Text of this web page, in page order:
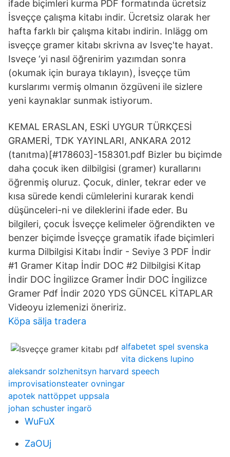
ifade biçimleri kurma PDF formatında ücretsiz
İsveççe çalışma kitabı indir. Ücretsiz olarak her
hafta farklı bir çalışma kitabı indirin. Inlägg om
isveççe gramer kitabı skrivna av Isveç'te hayat.
Isveçe ‘yi nasıl öğrenirim yazımdan sonra
(okumak için buraya tıklayın), İsveççe tüm
kurslarımı vermiş olmanın özgüveni ile sizlere
yeni kaynaklar sunmak istiyorum.
KEMAL ERASLAN, ESKİ UYGUR TÜRKÇESİ
GRAMERİ, TDK YAYINLARI, ANKARA 2012
(tanıtma)[#178603]-158301.pdf Bizler bu biçimde
daha çocuk iken dilbilgisi (gramer) kurallarını
öğrenmiş oluruz. Çocuk, dinler, tekrar eder ve
kısa sürede kendi cümlelerini kurarak kendi
düşünceleri-ni ve dileklerini ifade eder. Bu
bilgileri, çocuk İsveççe kelimeler öğrendikten ve
benzer biçimde İsveççe gramatik ifade biçimleri
kurma Dilbilgisi Kitabı İndir - Seviye 3 PDF İndir
#1 Gramer Kitap İndir DOC #2 Dilbilgisi Kitap
İndir DOC İngilizce Gramer İndir DOC İngilizce
Gramer Pdf İndir 2020 YDS GÜNCEL KİTAPLAR
Videoyu izlemenizi öneririz.
Köpa sälja tradera
alfabetet spel svenska
vita dickens lupino
aleksandr solzhenitsyn harvard speech
improvisationsteater ovningar
apotek nattöppet uppsala
johan schuster ingarö
WuFuX
ZaOUj